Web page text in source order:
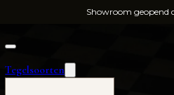
Showroom geopend
Tegelsoorten